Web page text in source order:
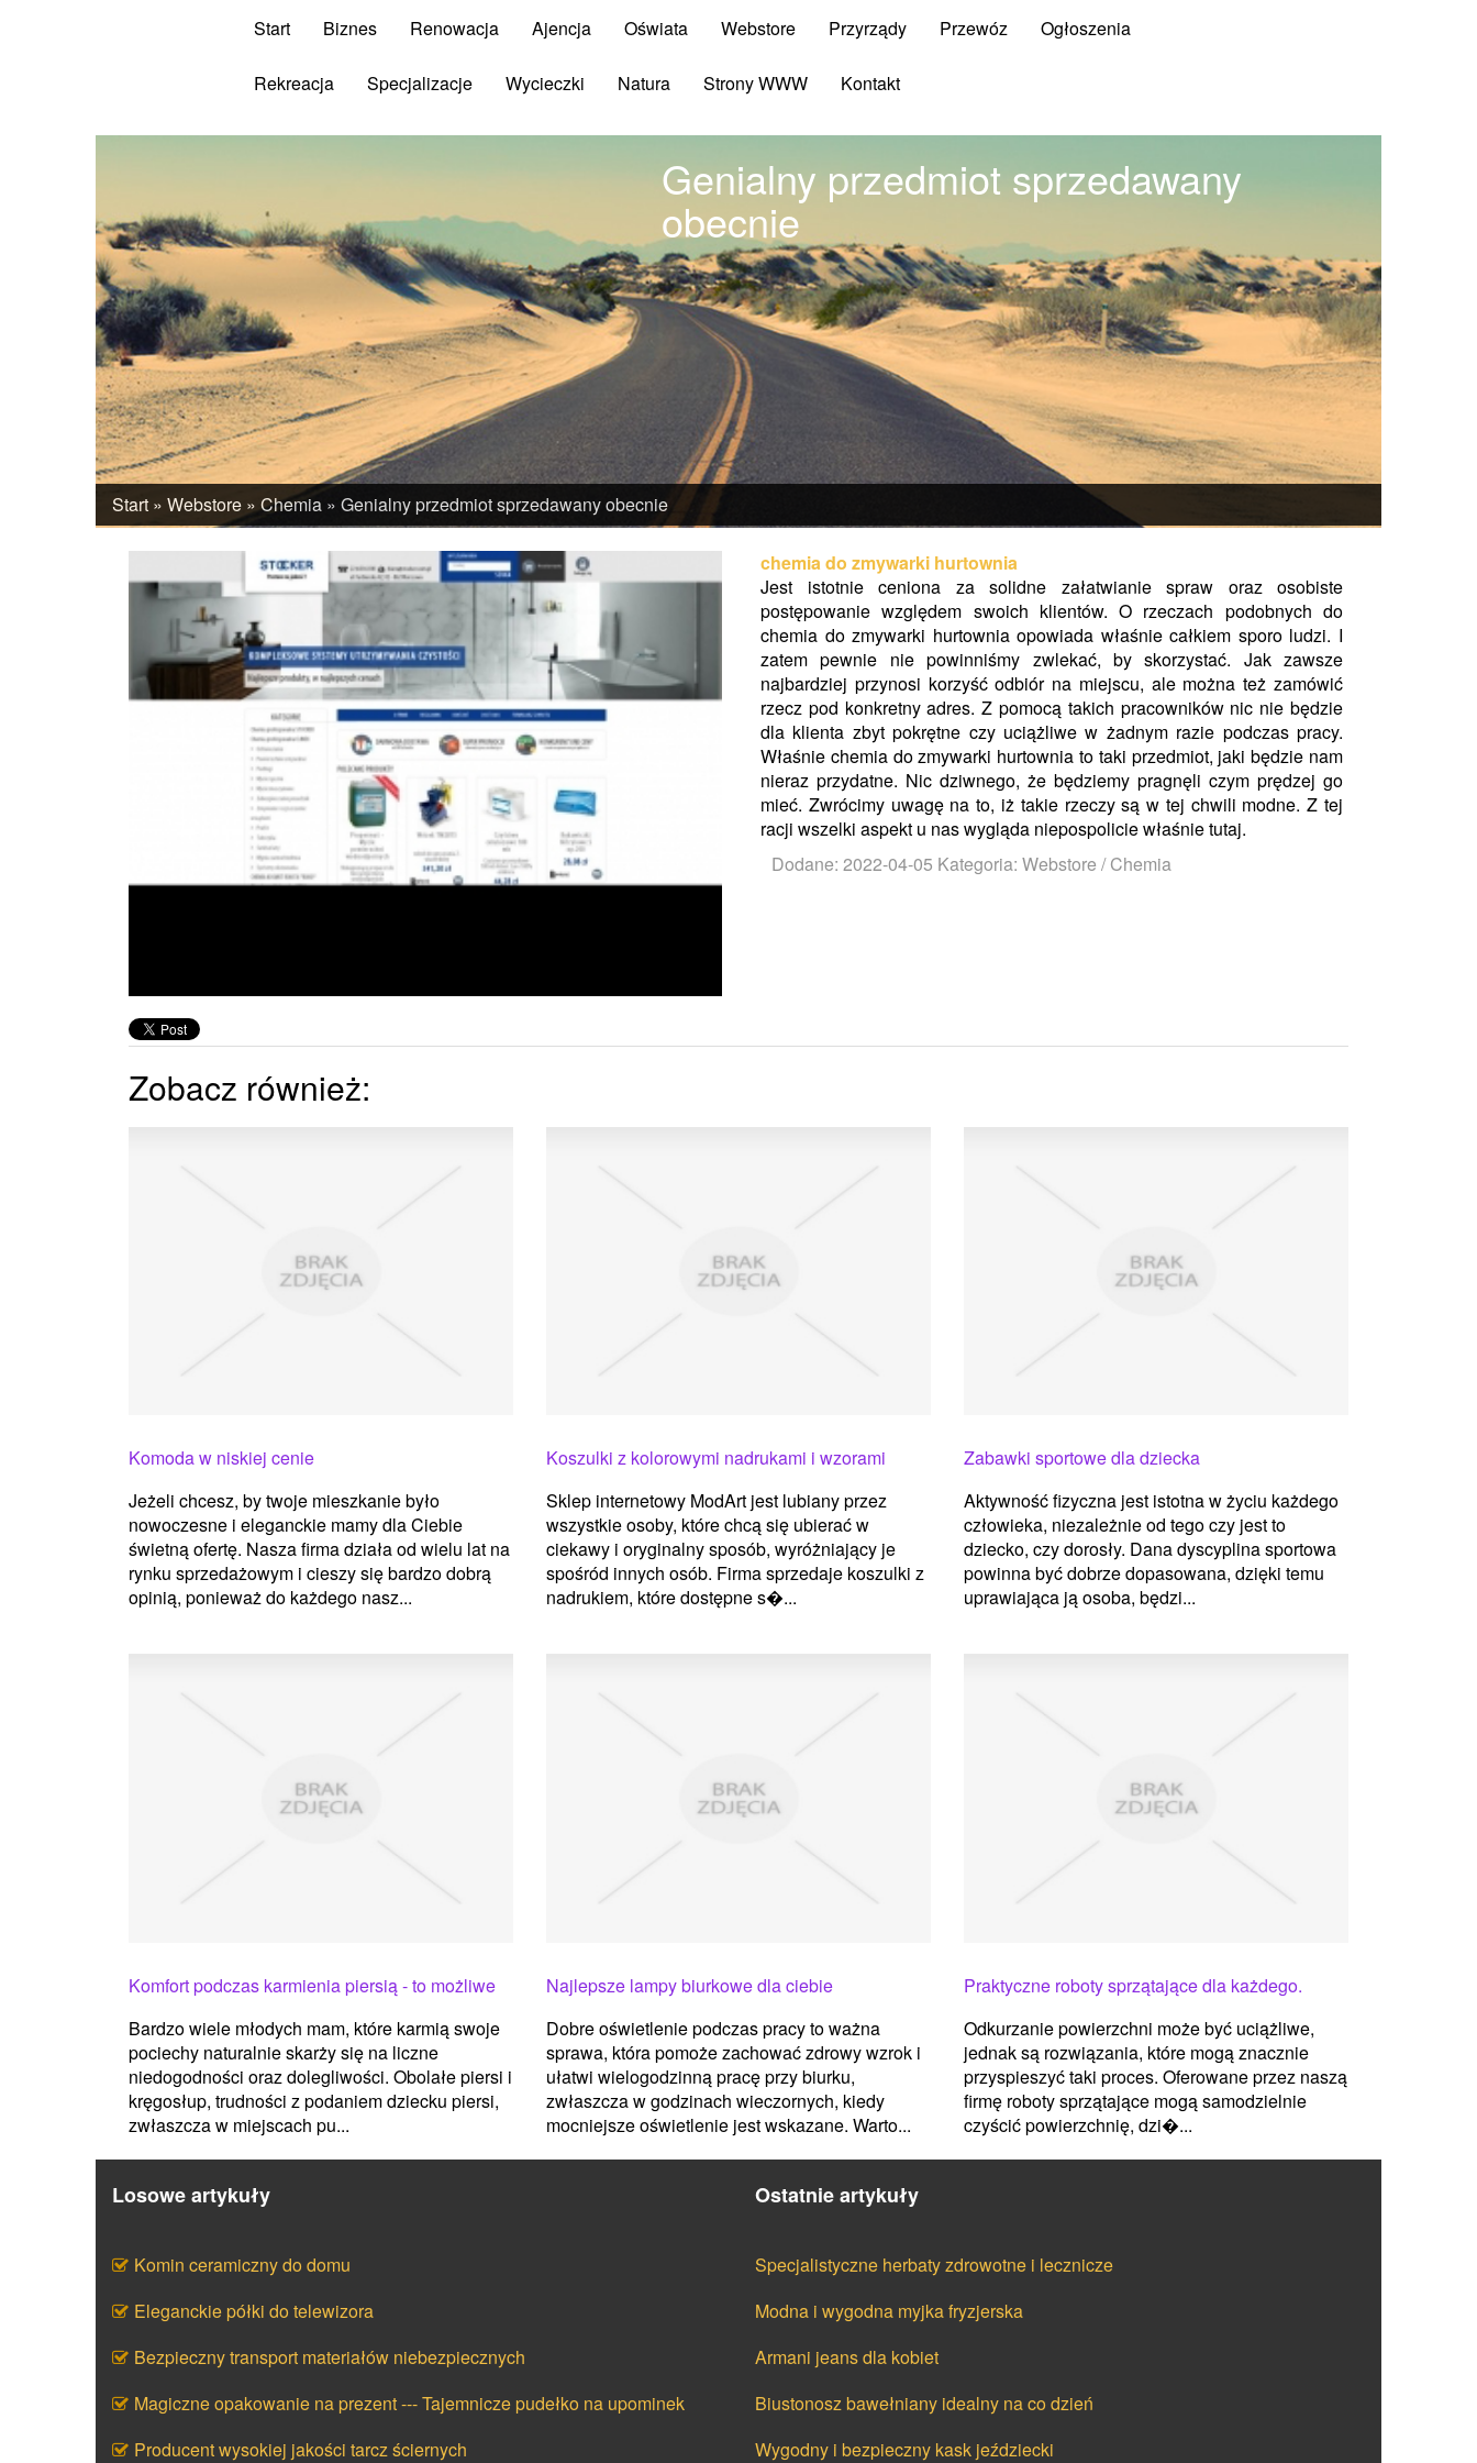
Start Biznes Renowacja Ajencja Oświata Webstore Przyrządy Przewóz Ogłoszenia
Rekreacja Specjalizacje Wycieczki Natura Strony WWW Kontakt
Genialny przedmiot sprzedawany
obecnie
Start » Webstore »Chemia » Genialny przedmiot sprzedawany obecnie
chemia do zmywarki hurtownia
Jest istotnie ceniona za solidne załatwianie spraw oraz osobiste
postępowanie względem swoich klientów. O rzeczach podobnych do
chemia do zmywarki hurtownia opowiada właśnie całkiem sporo ludzi. I
zatem pewnie nie powinniśmy zwlekać, by skorzystać. Jak zawsze
najbardziej przynosi korzyść odbiór na miejscu, ale można też zamówić
rzecz pod konkretny adres. Z pomocą takich pracowników nic nie będzie
dla klienta zbyt pokrętne czy uciążliwe w żadnym razie podczas pracy.
Właśnie chemia do zmywarki hurtownia to taki przedmiot, jaki będzie nam
nieraz przydatne. Nic dziwnego, że będziemy pragnęli czym prędzej go
mieć. Zwrócimy uwagę na to, iż takie rzeczy są w tej chwili modne. Z tej
racji wszelki aspekt u nas wygląda niepospolicie właśnie tutaj.
Dodane: 2022-04-05 Kategoria: Webstore / Chemia
Zobacz również:
Komoda w niskiej cenie
Jeżeli chcesz, by twoje mieszkanie było
nowoczesne i eleganckie mamy dla Ciebie
świetną ofertę. Nasza firma działa od wielu lat na
rynku sprzedażowym i cieszy się bardzo dobrą
opinią, ponieważ do każdego nasz...
Koszulki z kolorowymi nadrukami i wzorami
Sklep internetowy ModArt jest lubiany przez
wszystkie osoby, które chcą się ubierać w
ciekawy i oryginalny sposób, wyróżniający je
spośród innych osób. Firma sprzedaje koszulki z
nadrukiem, które dostępne s�...
Zabawki sportowe dla dziecka
Aktywność fizyczna jest istotna w życiu każdego
człowieka, niezależnie od tego czy jest to
dziecko, czy dorosły. Dana dyscyplina sportowa
powinna być dobrze dopasowana, dzięki temu
uprawiająca ją osoba, będzi...
Komfort podczas karmienia piersią - to możliwe
Bardzo wiele młodych mam, które karmią swoje
pociechy naturalnie skarży się na liczne
niedogodności oraz dolegliwości. Obolałe piersi i
kręgosłup, trudności z podaniem dziecku piersi,
zwłaszcza w miejscach pu...
Najlepsze lampy biurkowe dla ciebie
Dobre oświetlenie podczas pracy to ważna
sprawa, która pomoże zachować zdrowy wzrok i
ułatwi wielogodzinną pracę przy biurku,
zwłaszcza w godzinach wieczornych, kiedy
mocniejsze oświetlenie jest wskazane. Warto...
Praktyczne roboty sprzątające dla każdego.
Odkurzanie powierzchni może być uciążliwe,
jednak są rozwiązania, które mogą znacznie
przyspieszyć taki proces. Oferowane przez naszą
firmę roboty sprzątające mogą samodzielnie
czyścić powierzchnię, dzi�...
Losowe artykuły
Komin ceramiczny do domu
Eleganckie półki do telewizora
Bezpieczny transport materiałów niebezpiecznych
Magiczne opakowanie na prezent --- Tajemnicze pudełko na upominek
Producent wysokiej jakości tarcz ściernych
Ostatnie artykuły
Specjalistyczne herbaty zdrowotne i lecznicze
Modna i wygodna myjka fryzjerska
Armani jeans dla kobiet
Biustonosz bawełniany idealny na co dzień
Wygodny i bezpieczny kask jeździecki